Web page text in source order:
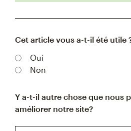
Cet article vous a-t-il été utile
Oui
Non
Y a-t-il autre chose que nous
améliorer notre site?